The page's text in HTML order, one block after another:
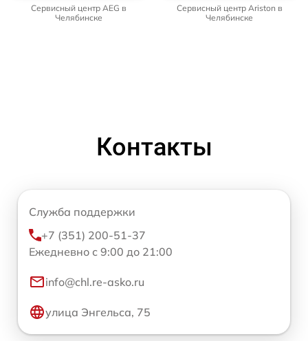
Сервисный центр AEG в
Челябинске
Сервисный центр Ariston в
Челябинске
Контакты
Служба поддержки
+7 (351) 200-51-37
Ежедневно с 9:00 до 21:00
info@chl.re-asko.ru
улица Энгельса, 75